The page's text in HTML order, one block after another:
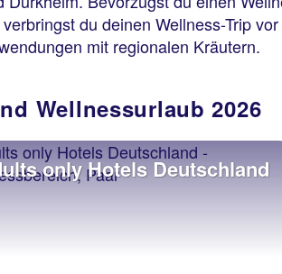
du deinen Wellness-Trip
mit regionalen Kräutern.
Wellnessurlaub 2026
only Hotels Deutschland